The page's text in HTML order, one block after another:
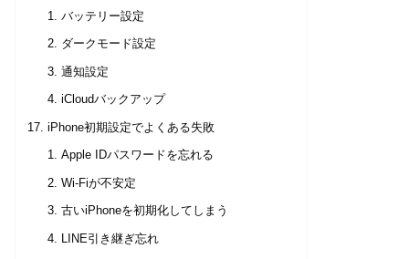
バッテリー設定
ダークモード設定
通知設定
iCloudバックアップ
iPhone初期設定でよくある失敗
Apple IDパスワードを忘れる
Wi-Fiが不安定
古いiPhoneを初期化してしまう
LINE引き継ぎ忘れ